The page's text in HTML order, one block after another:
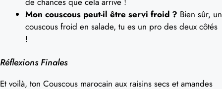
Mon couscous peut-il être servi froid ? Bien sûr, un
couscous froid en salade, tu es un pro des deux côtés
!
Réflexions Finales
Et voilà, ton Couscous marocain aux raisins secs et amandes